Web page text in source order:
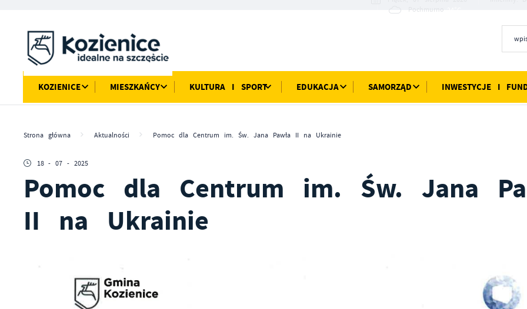
Pochmurno
KOZIENICE MIESZKAŃCY KULTURA I SPORT EDUKACJA SAMORZĄD INWESTYCJE I
Strona główna Aktualności Pomoc dla Centrum im. Św. Jana Pawła II na Ukrainie
18 - 07 - 2025
Pomoc dla Centrum im. Św. Jana
II na Ukrainie